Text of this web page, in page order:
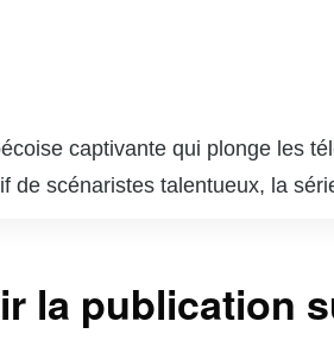
captivante qui plonge les
de scénaristes talentueux, la
« Indéfendable »
leurs propres perceptions
la publication